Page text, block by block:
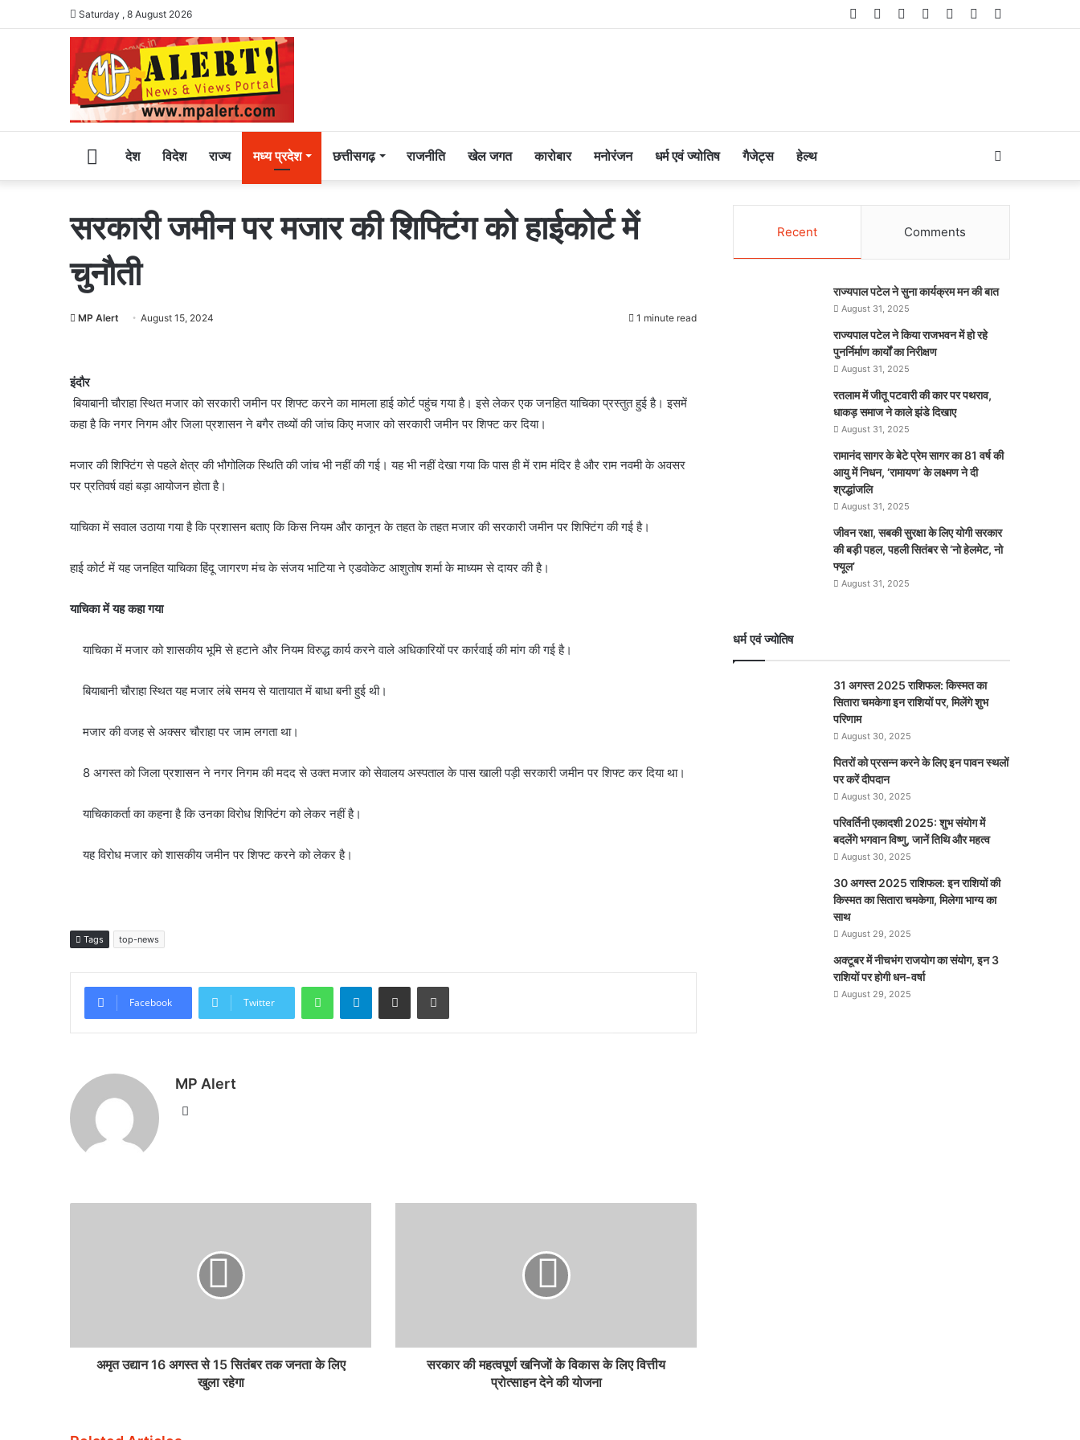
Saturday , 8 August 2026 Telegram
Instagram
YouTube
LinkedIn
Twitter
Facebook
Homeदेश विदेश राज्य मध्य प्रदेश छत्तीसगढ़ राजनीति खेल जगत कारोबार मनोरंजन धर्म एवं ज्योतिष गैजेट्स हेल्थ
for
सरकारी जमीन पर मजार की शिफ्टिंग को हाईकोर्ट में
चुनौती
MP Alert August 15, 2024 1 minute read
इंदौर
बियाबानी चौराहा स्थित मजार को सरकारी जमीन पर शिफ्ट करने का मामला हाई कोर्ट पहुंच गया है। इसे लेकर एक जनहित याचिका प्रस्तुत हुई है। इसमें
कहा है कि नगर निगम और जिला प्रशासन ने बगैर तथ्यों की जांच किए मजार को सरकारी जमीन पर शिफ्ट कर दिया।
मजार की शिफ्टिंग से पहले क्षेत्र की भौगोलिक स्थिति की जांच भी नहीं की गई। यह भी नहीं देखा गया कि पास ही में राम मंदिर है और राम नवमी के अवसर
पर प्रतिवर्ष वहां बड़ा आयोजन होता है।
याचिका में सवाल उठाया गया है कि प्रशासन बताए कि किस नियम और कानून के तहत के तहत मजार की सरकारी जमीन पर शिफ्टिंग की गई है।
हाई कोर्ट में यह जनहित याचिका हिंदू जागरण मंच के संजय भाटिया ने एडवोकेट आशुतोष शर्मा के माध्यम से दायर की है।
याचिका में यह कहा गया
याचिका में मजार को शासकीय भूमि से हटाने और नियम विरुद्ध कार्य करने वाले अधिकारियों पर कार्रवाई की मांग की गई है।
बियाबानी चौराहा स्थित यह मजार लंबे समय से यातायात में बाधा बनी हुई थी।
मजार की वजह से अक्सर चौराहा पर जाम लगता था।
8 अगस्त को जिला प्रशासन ने नगर निगम की मदद से उक्त मजार को सेवालय अस्पताल के पास खाली पड़ी सरकारी जमीन पर शिफ्ट कर दिया था।
याचिकाकर्ता का कहना है कि उनका विरोध शिफ्टिंग को लेकर नहीं है।
यह विरोध मजार को शासकीय जमीन पर शिफ्ट करने को लेकर है।
Tags top-news
Facebook Twitter
WhatsAppTelegramShare via Email Print
MP Alert
Website
अमृत उद्यान 16 अगस्त से 15 सितंबर तक जनता के लिए
खुला रहेगा
सरकार की महत्वपूर्ण खनिजों के विकास के लिए वित्तीय
प्रोत्साहन देने की योजना
Recent Comments
राज्यपाल पटेल ने सुना कार्यक्रम मन की बात
August 31, 2025
राज्यपाल पटेल ने किया राजभवन में हो रहे
पुनर्निर्माण कार्यों का निरीक्षण
August 31, 2025
रतलाम में जीतू पटवारी की कार पर पथराव,
धाकड़ समाज ने काले झंडे दिखाए
August 31, 2025
रामानंद सागर के बेटे प्रेम सागर का 81 वर्ष की
आयु में निधन, ‘रामायण’ के लक्ष्मण ने दी
श्रद्धांजलि
August 31, 2025
जीवन रक्षा, सबकी सुरक्षा के लिए योगी सरकार
की बड़ी पहल, पहली सितंबर से ‘नो हेलमेट, नो
फ्यूल’
August 31, 2025
धर्म एवं ज्योतिष
31 अगस्त 2025 राशिफल: किस्मत का
सितारा चमकेगा इन राशियों पर, मिलेंगे शुभ
परिणाम
August 30, 2025
पितरों को प्रसन्न करने के लिए इन पावन स्थलों
पर करें दीपदान
August 30, 2025
परिवर्तिनी एकादशी 2025: शुभ संयोग में
बदलेंगे भगवान विष्णु, जानें तिथि और महत्व
August 30, 2025
30 अगस्त 2025 राशिफल: इन राशियों की
किस्मत का सितारा चमकेगा, मिलेगा भाग्य का
साथ
August 29, 2025
अक्टूबर में नीचभंग राजयोग का संयोग, इन 3
राशियों पर होगी धन-वर्षा
August 29, 2025